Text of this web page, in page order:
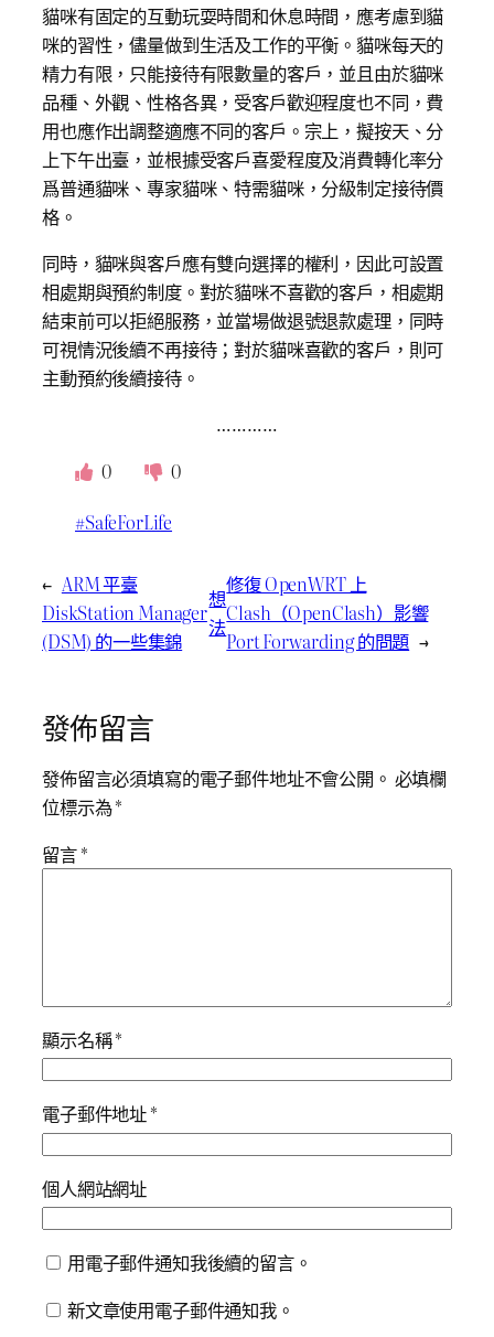
貓咪有固定的互動玩耍時間和休息時間，應考慮到貓
咪的習性，儘量做到生活及工作的平衡。貓咪每天的
精力有限，只能接待有限數量的客戶，並且由於貓咪
品種、外觀、性格各異，受客戶歡迎程度也不同，費
用也應作出調整適應不同的客戶。宗上，擬按天、分
上下午出臺，並根據受客戶喜愛程度及消費轉化率分
爲普通貓咪、專家貓咪、特需貓咪，分級制定接待價
格。
同時，貓咪與客戶應有雙向選擇的權利，因此可設置
相處期與預約制度。對於貓咪不喜歡的客戶，相處期
結束前可以拒絕服務，並當場做退號退款處理，同時
可視情況後續不再接待；對於貓咪喜歡的客戶，則可
主動預約後續接待。
…………
0
0
#SafeForLife
← ARM 平臺
DiskStation Manager
(DSM) 的一些集錦
想
法
修復 OpenWRT 上
Clash（OpenClash）影響
Port Forwarding 的問題 →
發佈留言
發佈留言必須填寫的電子郵件地址不會公開。 必填欄
位標示為*
留言*
顯示名稱*
電子郵件地址*
個人網站網址
用電子郵件通知我後續的留言。
新文章使用電子郵件通知我。